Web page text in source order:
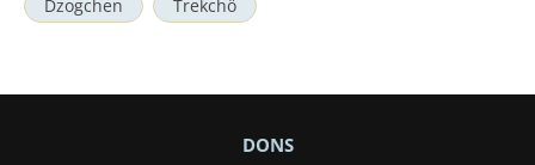
Dzogchen Trekchö
DONS